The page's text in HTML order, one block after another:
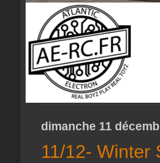
dimanche 11
11/12- Winter